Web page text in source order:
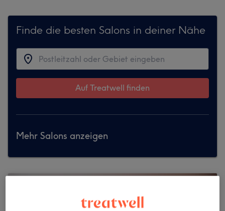
Finde die besten Salons in deiner Nähe
Auf Treatwell finden
Mehr Salons anzeigen